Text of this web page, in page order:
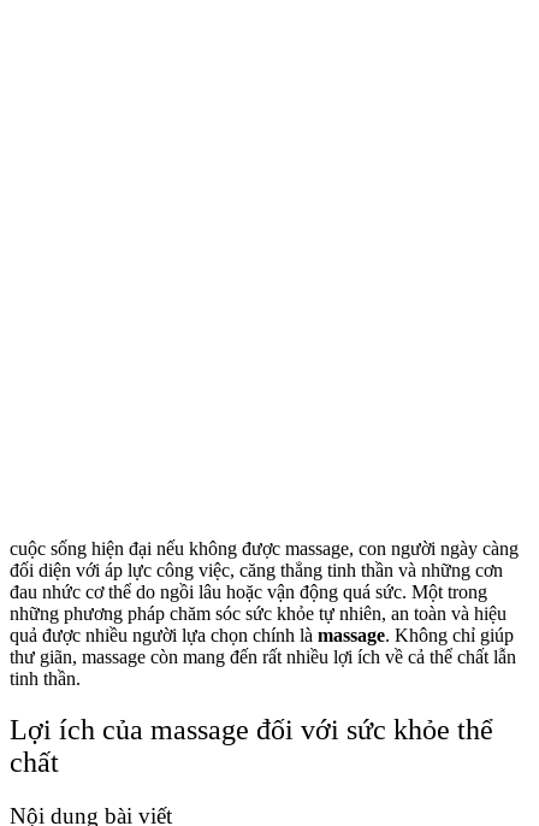
cuộc sống hiện đại nếu không được massage, con người ngày càng
đối diện với áp lực công việc, căng thẳng tinh thần và những cơn
đau nhức cơ thể do ngồi lâu hoặc vận động quá sức. Một trong
những phương pháp chăm sóc sức khỏe tự nhiên, an toàn và hiệu
quả được nhiều người lựa chọn chính là massage. Không chỉ giúp
thư giãn, massage còn mang đến rất nhiều lợi ích về cả thể chất lẫn
tinh thần.
Lợi ích của massage đối với sức khỏe thể
chất
Nội dung bài viết